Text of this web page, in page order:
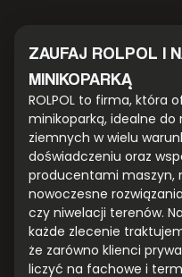
ZAUFAJ ROLPOL I
MINIKOPARKĄ
ROLPOL to firma, która
minikoparką, idealne
ziemnych w wielu
doświadczeniu oraz
producentami maszyn,
nowoczesne
czy niwelacji terenów.
każde zlecenie
że zarówno klienci
liczyć na fachowe i